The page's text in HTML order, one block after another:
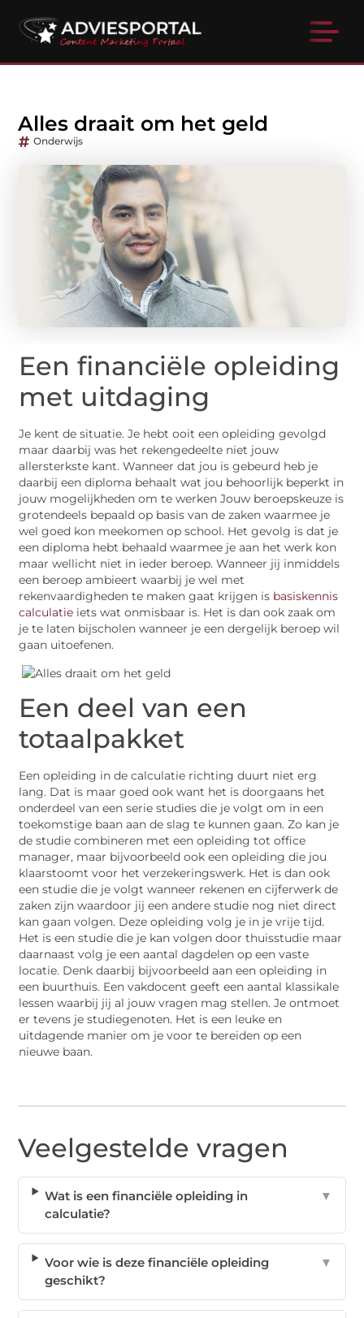
Alles draait om het geld
Onderwijs
Een financiële opleiding
met uitdaging
Je kent de situatie. Je hebt ooit een opleiding gevolgd
maar daarbij was het rekengedeelte niet jouw
allersterkste kant. Wanneer dat jou is gebeurd heb je
daarbij een diploma behaalt wat jou behoorlijk beperkt in
jouw mogelijkheden om te werken Jouw beroepskeuze is
grotendeels bepaald op basis van de zaken waarmee je
wel goed kon meekomen op school. Het gevolg is dat je
een diploma hebt behaald waarmee je aan het werk kon
maar wellicht niet in ieder beroep. Wanneer jij inmiddels
een beroep ambieert waarbij je wel met
rekenvaardigheden te maken gaat krijgen is basiskennis
calculatie iets wat onmisbaar is. Het is dan ook zaak om
je te laten bijscholen wanneer je een dergelijk beroep wil
gaan uitoefenen.
Een deel van een
totaalpakket
Een opleiding in de calculatie richting duurt niet erg
lang. Dat is maar goed ook want het is doorgaans het
onderdeel van een serie studies die je volgt om in een
toekomstige baan aan de slag te kunnen gaan. Zo kan je
de studie combineren met een opleiding tot office
manager, maar bijvoorbeeld ook een opleiding die jou
klaarstoomt voor het verzekeringswerk. Het is dan ook
een studie die je volgt wanneer rekenen en cijferwerk de
zaken zijn waardoor jij een andere studie nog niet direct
kan gaan volgen. Deze opleiding volg je in je vrije tijd.
Het is een studie die je kan volgen door thuisstudie maar
daarnaast volg je een aantal dagdelen op een vaste
locatie. Denk daarbij bijvoorbeeld aan een opleiding in
een buurthuis. Een vakdocent geeft een aantal klassikale
lessen waarbij jij al jouw vragen mag stellen. Je ontmoet
er tevens je studiegenoten. Het is een leuke en
uitdagende manier om je voor te bereiden op een
nieuwe baan.
Veelgestelde vragen
Wat is een financiële opleiding in
calculatie?
▼
Voor wie is deze financiële opleiding
geschikt?
▼